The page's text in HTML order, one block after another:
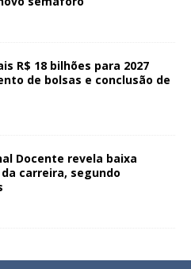
R$ 18 bilhões para 2027
de bolsas e conclusão de
Docente revela baixa
carreira, segundo